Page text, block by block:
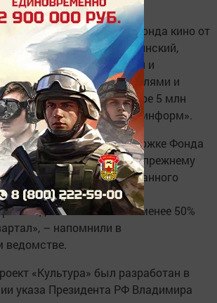
на участие в конкурсе Фонда кино от
пять районов – Мензелинский,
Лаишевский и
из них стали победителями и
субсидии в размере 5 млн
чем сообщало ИА «Татар-информ».
в Татарстане при поддержке Фонда
цифровых кинозала. «По-прежнему
для переоборудованного
демонстрация фильмов
в объеме не менее 50%
– напомнили в
ведомстве.
«Культура» был разработан в
указа Президента РФ Владимира